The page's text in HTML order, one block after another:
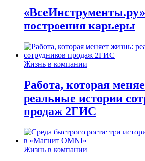
построения карьеры
Жизнь в компании
Работа, которая
реальные истории
продаж 2ГИС
Жизнь в компании